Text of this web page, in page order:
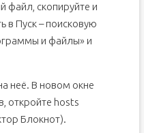
файл, скопируйте и
в Пуск – поисковую
и файлы» и
неё. В новом окне
откройте hosts
Блокнот).